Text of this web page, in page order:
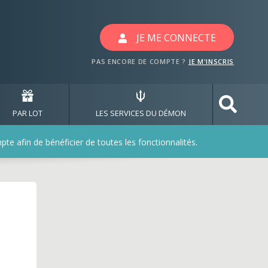
JE ME CONNECTE
PAS ENCORE DE COMPTE ? JE M'INSCRIS
PAR LOT LES SERVICES DU DÉMON
afin de bénéficier de toutes les fonctionnalités.